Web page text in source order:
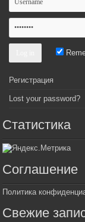
Регистрация
Lost your password?
Статистика
Соглашение
Политика
Свежие